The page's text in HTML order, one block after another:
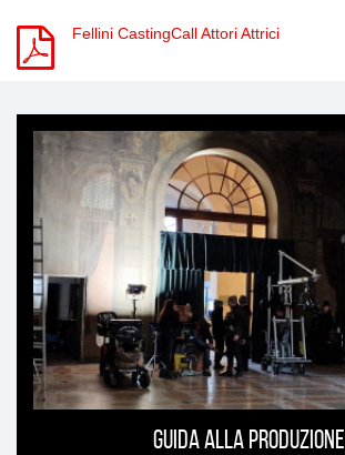
Fellini CastingCall Attori Attrici
Ti
può
interessare
Guida alla produzione